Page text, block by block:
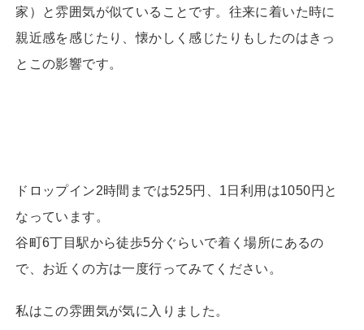
家）と雰囲気が似ていることです。往来に着いた時に
親近感を感じたり、懐かしく感じたりもしたのはきっ
とこの影響です。
ドロップイン2時間までは525円、1日利用は1050円と
なっています。
谷町6丁目駅から徒歩5分ぐらいで着く場所にあるの
で、お近くの方は一度行ってみてください。
私はこの雰囲気が気に入りました。